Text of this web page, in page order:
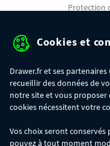
Protection
commande :
- 30€ sur votre commande dès
Cookies et
Drawer.fr et ses
recueillir des données de
notre site et vous proposer
cookies nécessitent votre
Vos choix seront
pouvez à tout moment